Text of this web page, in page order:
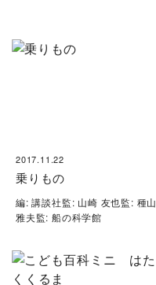
2017.11.22
乗りもの
編: 講談社監: 山崎 友也監: 種山
雅夫監: 船の科学館